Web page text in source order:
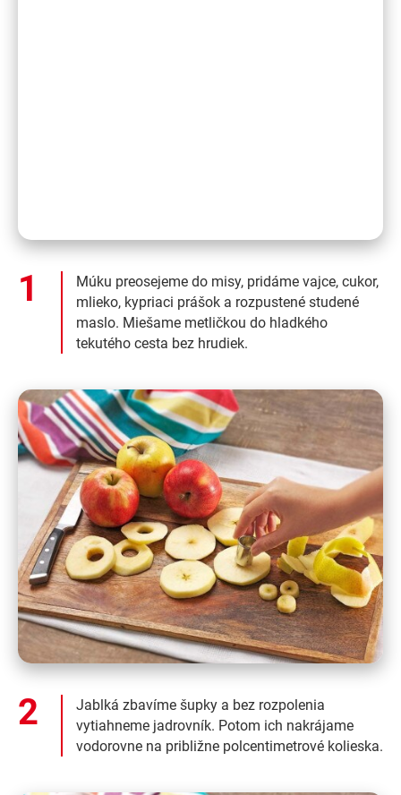
Múku preosejeme do misy, pridáme vajce, cukor,
mlieko, kypriaci prášok a rozpustené studené
maslo. Miešame metličkou do hladkého
tekutého cesta bez hrudiek.
Jablká zbavíme šupky a bez rozpolenia
vytiahneme jadrovník. Potom ich nakrájame
vodorovne na približne polcentimetrové kolieska.